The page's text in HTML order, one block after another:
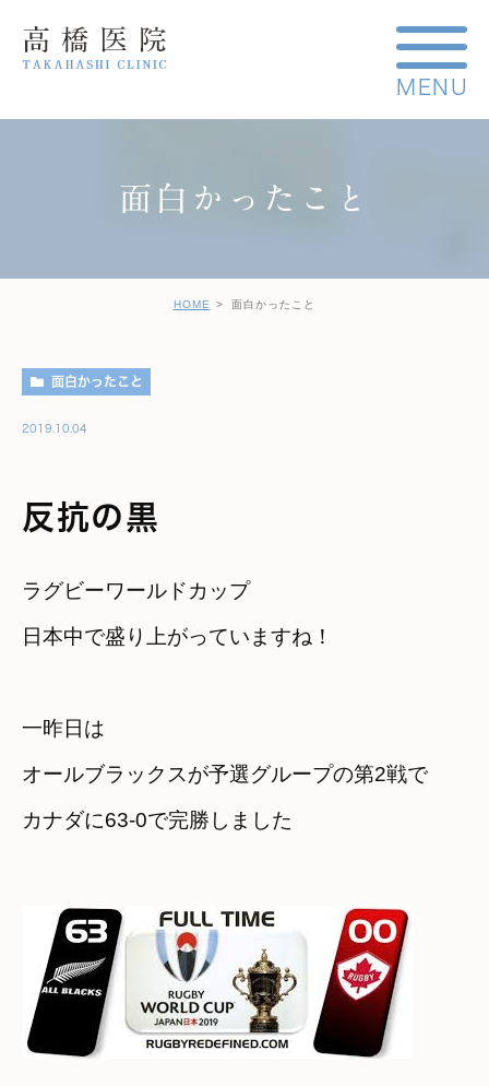
面白かったこと
HOME 面白かったこと
面白かったこと
2019.10.04
反抗の黒
ラグビーワールドカップ
日本中で盛り上がっていますね！
一昨日は
オールブラックスが予選グループの第2戦で
カナダに63-0で完勝しました